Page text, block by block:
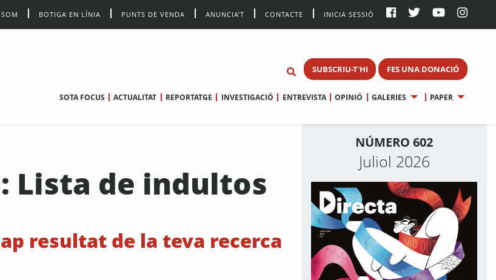
BOTIGA EN LÍNIA PUNTS DE VENDA ANUNCIA’T CONTACTE INICIA SESSIÓ
SUBSCRIU-T'HI FES UNA DONACIÓ
SOTA FOCUS ACTUALITAT REPORTATGE INVESTIGACIÓ ENTREVISTA OPINIÓ GALERIES PAPER
Lista de indultos
resultat de la teva recerca
NÚMERO 602
Juliol 2026